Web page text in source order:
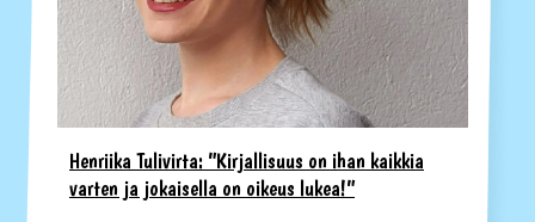
Henriika Tulivirta: ”Kirjallisuus on ihan kaikkia
varten ja jokaisella on oikeus lukea!”